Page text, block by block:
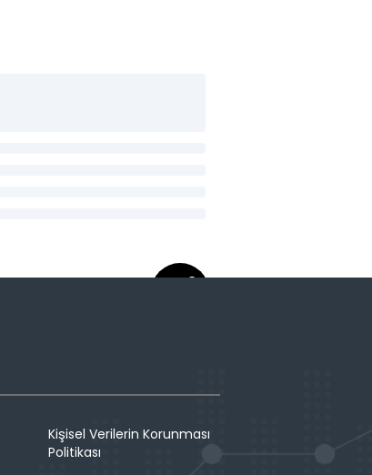
Kişisel Verilerin Korunması
Politikası